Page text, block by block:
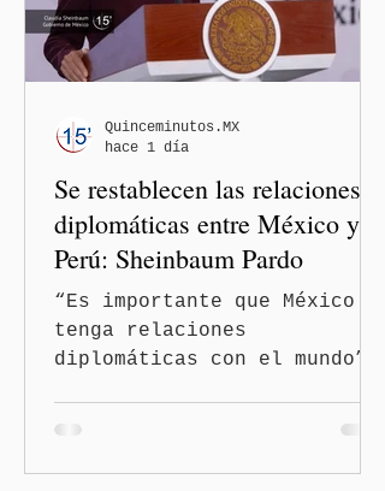
expresiones realizadas en
el podcast DesCasadas,
luego de que sus
señalados como
discriminatorios hacia
hombres y personas adultas
mayores.
Se restablecen las relaciones
diplomáticas entre México y
Perú: Sheinbaum Pardo
“Es importante que México
tenga relaciones
diplomáticas con el mundo”,
Sheinbaum Pardo anunció el
Quinceminutos.MX
hace 1 día